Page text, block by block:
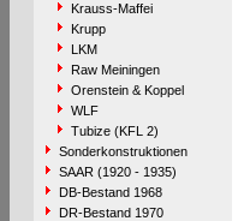
Krauss-Maffei
Krupp
LKM
Raw Meiningen
Orenstein & Koppel
WLF
Tubize (KFL 2)
Sonderkonstruktionen
SAAR (1920 - 1935)
DB-Bestand 1968
DR-Bestand 1970